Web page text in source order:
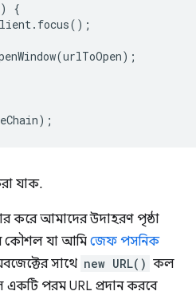
)
{
. focus();
(urlToOpen);
);
যাক.
করে আমাদের উদাহরণ পৃষ্ঠা
কৌশল যা আমি জেফ পসনিক
সাথে new URL() কল
একটি পরম URL প্রদান করবে